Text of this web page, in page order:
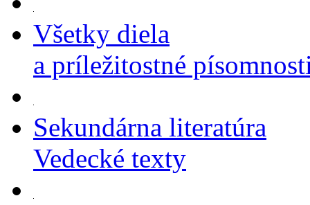
Všetky diela
a príležitostné
Sekundárna literatúra
Vedecké texty